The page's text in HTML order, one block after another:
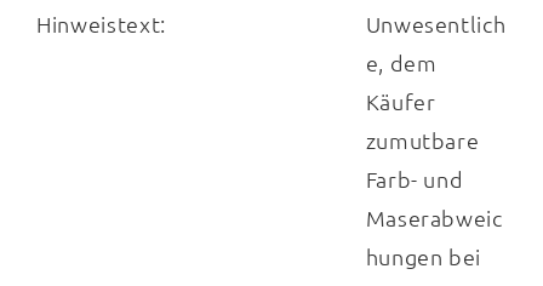
Hinweistext:
Unwesentlich
e, dem
Käufer
zumutbare
Farb- und
Maserabweic
hungen bei